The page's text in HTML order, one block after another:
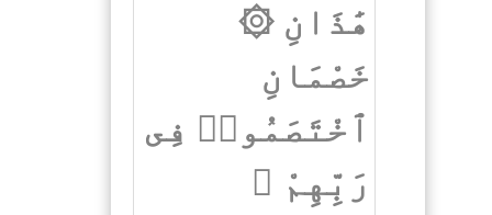
۞ هَٰذَانِ
خَصْمَانِ
ٱخْتَصَمُوا۟ فِى
رَبِّهِمْ ۖ